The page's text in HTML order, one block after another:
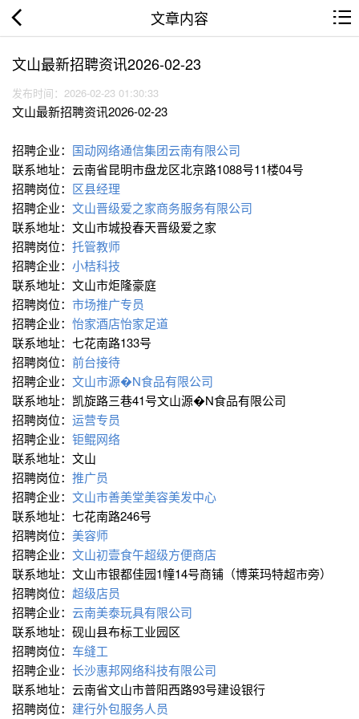
文章内容
文山最新招聘资讯2026-02-23
发布时间：2026-02-23 01:30:33
文山最新招聘资讯2026-02-23
招聘企业： 国动网络通信集团云南有限公司
联系地址：云南省昆明市盘龙区北京路1088号11楼04号
招聘岗位： 区县经理
招聘企业： 文山晋级爱之家商务服务有限公司
联系地址：文山市城投春天晋级爱之家
招聘岗位： 托管教师
招聘企业： 小桔科技
联系地址：文山市炬隆豪庭
招聘岗位： 市场推广专员
招聘企业： 怡家酒店怡家足道
联系地址：七花南路133号
招聘岗位： 前台接待
招聘企业： 文山市源�N食品有限公司
联系地址：凯旋路三巷41号文山源�N食品有限公司
招聘岗位： 运营专员
招聘企业： 钜鲲网络
联系地址：文山
招聘岗位： 推广员
招聘企业： 文山市善美堂美容美发中心
联系地址：七花南路246号
招聘岗位： 美容师
招聘企业： 文山初壹食午超级方便商店
联系地址：文山市银都佳园1幢14号商铺（博莱玛特超市旁）
招聘岗位： 超级店员
招聘企业： 云南美泰玩具有限公司
联系地址：砚山县布标工业园区
招聘岗位： 车缝工
招聘企业： 长沙惠邦网络科技有限公司
联系地址：云南省文山市普阳西路93号建设银行
招聘岗位： 建行外包服务人员